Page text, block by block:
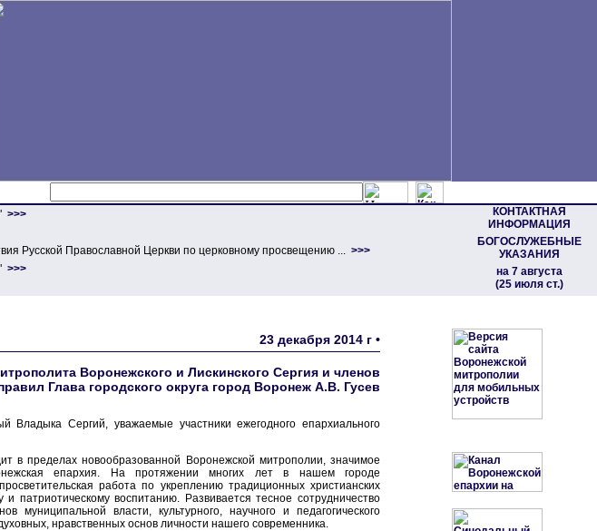
>>>
КОНТАКТНАЯ
ИНФОРМАЦИЯ
БОГОСЛУЖЕБНЫЕ
УКАЗАНИЯ
на 7 августа
(25 июля ст.)
Русской Православной Церкви по церковному просвещению ... >>>
>>>
23 декабря 2014 г •
Воронежского и Лискинского Сергия и членов
Глава городского округа город Воронеж А.В. Гусев
Владыка Сергий, уважаемые участники ежегодного епархиального
в пределах новообразованной Воронежской митрополии, значимое
епархия. На протяжении многих лет в нашем городе
работа по укреплению традиционных христианских
патриотическому воспитанию. Развивается тесное сотрудничество
муниципальной власти, культурного, научного и педагогического
нравственных основ личности нашего современника.